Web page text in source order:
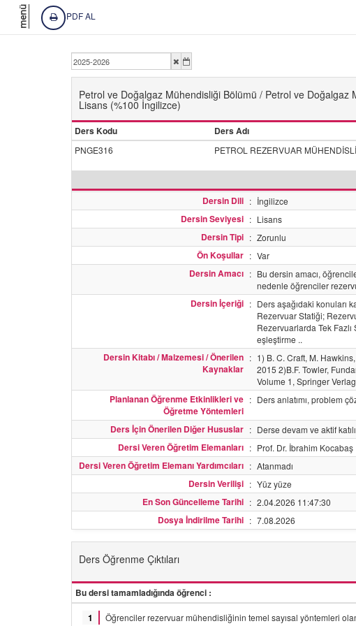
menü PDF AL
Petrol ve Doğalgaz Mühendisliği Bölümü / Petrol ve Doğalgaz
Lisans (%100 İngilizce)
Ders Kodu Ders Adı
PNGE316 PETROL REZERVUAR
Dersin Dili : İngilizce
Dersin Seviyesi : Lisans
Dersin Tipi : Zorunlu
Ön Koşullar : Var
Dersin Amacı : Bu dersin amacı,
nedenle öğrenciler
Dersin İçeriği : Ders aşağıdaki konuları
Rezervuar Statiği;
Rezervuarlarda Tek Fazlı
eşleştirme ..
Dersin Kitabı / Malzemesi / Önerilen
Kaynaklar
: 1) B. C. Craft, M.
2015 2)B.F. Towler,
Volume 1, Springer
Planlanan Öğrenme Etkinlikleri ve
Öğretme Yöntemleri
: Ders anlatımı, problem
Ders İçin Önerilen Diğer Hususlar : Derse devam ve aktif
Dersi Veren Öğretim Elemanları : Prof. Dr. İbrahim Kocabaş
Dersi Veren Öğretim Elemanı Yardımcıları : Atanmadı
Dersin Verilişi : Yüz yüze
En Son Güncelleme Tarihi : 2.04.2026 11:47:30
Dosya İndirilme Tarihi : 7.08.2026
Ders Öğrenme Çıktıları
Bu dersi tamamladığında öğrenci :
1
Öğrenciler rezervuar mühendisliğinin temel sayısal yöntemleri